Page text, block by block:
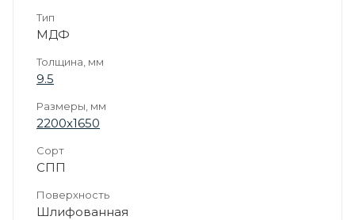
Тип
МДФ
Толщина, мм
9.5
Размеры, мм
2200х1650
Сорт
СПП
Поверхность
Шлифованная